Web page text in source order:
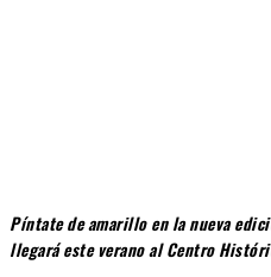
Píntate de amarillo en la nueva
llegará este verano al Centro